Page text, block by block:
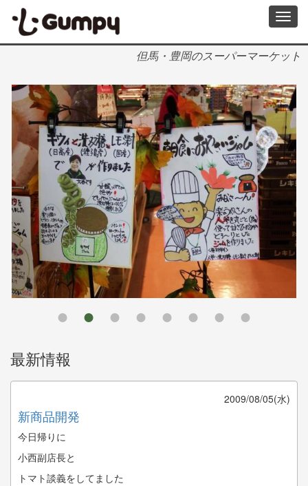
コ
但馬・豊岡のスーパーマーケット
● ● ● ● ● ● ● ●
最新情報
2009/08/05(水)
新商品開発
今日帰りに
小西副店長と
トマト談義をしてました